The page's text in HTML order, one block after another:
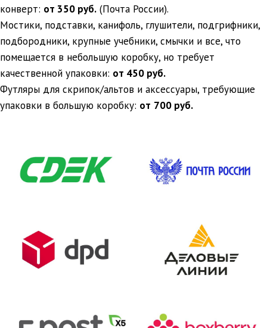
конверт: от 350 руб. (Почта России).
Мостики, подставки, канифоль, глушители, подгрифники,
подбородники, крупные учебники, смычки и все, что
помещается в небольшую коробку, но требует
качественной упаковки: от 450 руб.
Футляры для скрипок/альтов и аксессуары, требующие
упаковки в большую коробку: от 700 руб.